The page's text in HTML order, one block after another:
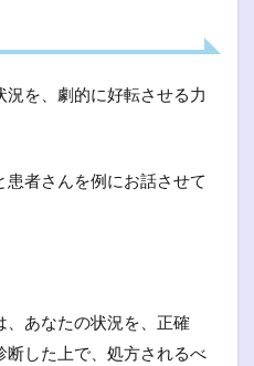
を、劇的に好転させる力
者さんを例にお話させて
、あなたの状況を、正確
断した上で、処方されるべ